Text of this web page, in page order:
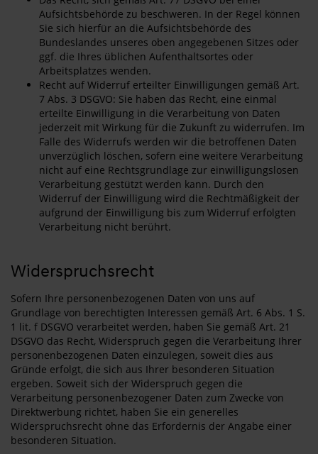
Aufsichtsbehörde zu beschweren. In der Regel können
Sie sich hierfür an die Aufsichtsbehörde des
Bundeslandes unseres oben angegebenen Sitzes oder
ggf. die Ihres üblichen Aufenthaltsortes oder
Arbeitsplatzes wenden.
Recht auf Widerruf erteilter Einwilligungen gemäß Art.
7 Abs. 3 DSGVO: Sie haben das Recht, eine einmal
erteilte Einwilligung in die Verarbeitung von Daten
jederzeit mit Wirkung für die Zukunft zu widerrufen. Im
Falle des Widerrufs werden wir die betroffenen Daten
unverzüglich löschen, sofern eine weitere Verarbeitung
nicht auf eine Rechtsgrundlage zur einwilligungslosen
Verarbeitung gestützt werden kann. Durch den
Widerruf der Einwilligung wird die Rechtmäßigkeit der
aufgrund der Einwilligung bis zum Widerruf erfolgten
Verarbeitung nicht berührt.
Widerspruchsrecht
Sofern Ihre personenbezogenen Daten von uns auf
Grundlage von berechtigten Interessen gemäß Art. 6 Abs. 1 S.
1 lit. f DSGVO verarbeitet werden, haben Sie gemäß Art. 21
DSGVO das Recht, Widerspruch gegen die Verarbeitung Ihrer
personenbezogenen Daten einzulegen, soweit dies aus
Gründe erfolgt, die sich aus Ihrer besonderen Situation
ergeben. Soweit sich der Widerspruch gegen die
Verarbeitung personenbezogener Daten zum Zwecke von
Direktwerbung richtet, haben Sie ein generelles
Widerspruchsrecht ohne das Erfordernis der Angabe einer
besonderen Situation.